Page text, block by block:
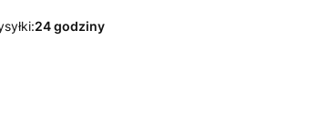
24 godziny